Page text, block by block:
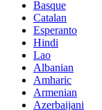
Basque
Catalan
Esperanto
Hindi
Lao
Albanian
Amharic
Armenian
Azerbaijani